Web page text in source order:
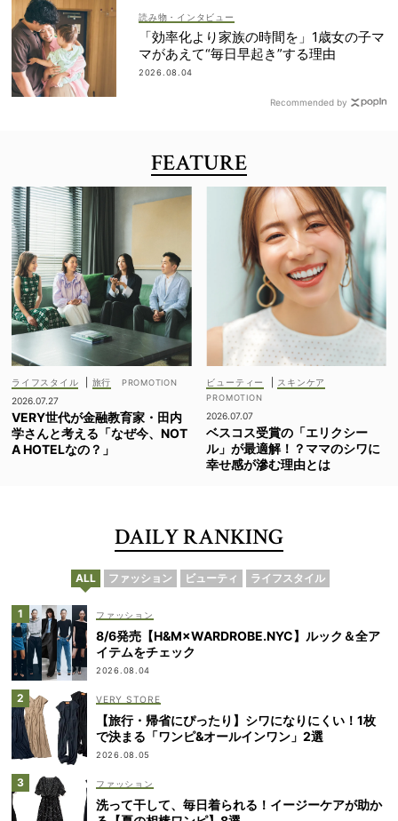
読み物・インタビュー
「効率化より家族の時間を」1歳女の子マ
マがあえて“毎日早起き”する理由
2026.08.04
Recommended by
FEATURE
ライフスタイル
旅行
2026.07.27
VERY世代が金融教育家・田内
学さんと考える「なぜ今、NOT
A HOTELなの？」
ビューティー スキンケア
2026.07.07
ベスコス受賞の「エリクシー
ル」が最適解！？ママのシワに
幸せ感が滲む理由とは
DAILY RANKING
ALL ファッション ビューティ ライフスタイル
ファッション
8/6発売【H&M×WARDROBE.NYC】ルック＆全ア
イテムをチェック
2026.08.04
VERY STORE
【旅行・帰省にぴったり】シワになりにくい！1枚
で決まる「ワンピ&オールインワン」2選
2026.08.05
ファッション
洗って干して、毎日着られる！イージーケアが助か